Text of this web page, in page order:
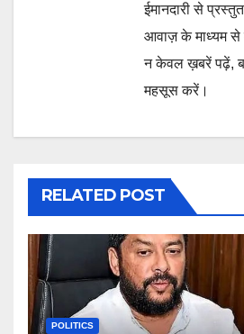
ईमानदारी से
आवाज़ के माध्यम से
न केवल ख़बरें पढ़ें,
महसूस करें।
RELATED POST
POLITICS